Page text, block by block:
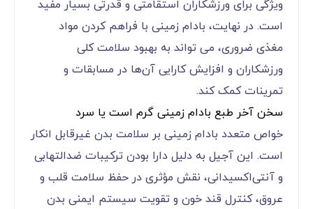
ویژگی برای ورزشکاران استقامتی و قدرتی بسیار مفید
است. در نهایت، بادام زمینی با فراهم کردن مواد
مغذی ضروری، می ‌تواند به بهبود سلامت کلی
ورزشکاران و افزایش کارایی آن‌ها در مسابقات و
تمرینات کمک کند.
سخن آخر طبع بادام زمینی گرم است یا سرد
خواص متعدد بادام زمینی بر سلامت بدن غیرقابل انکار
است. این آجیل به دلیل دارا بودن ترکیبات ضدالتهابی
و آنتی‌اکسیدانی، نقش مؤثری در حفظ سلامت قلب و
عروق، کنترل قند خون و تقویت سیستم ایمنی بدن